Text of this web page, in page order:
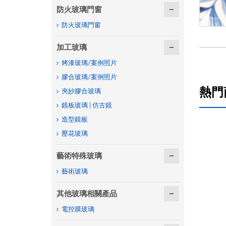
熱門
防火玻璃門窗
防火玻璃門窗
加工玻璃
烤漆玻璃/案例照片
膠合玻璃/案例照片
夾紗膠合玻璃
鏡板玻璃 | 仿古鏡
造型鏡板
壓花玻璃
藝術特殊玻璃
藝術玻璃
其他玻璃相關產品
電控膜玻璃